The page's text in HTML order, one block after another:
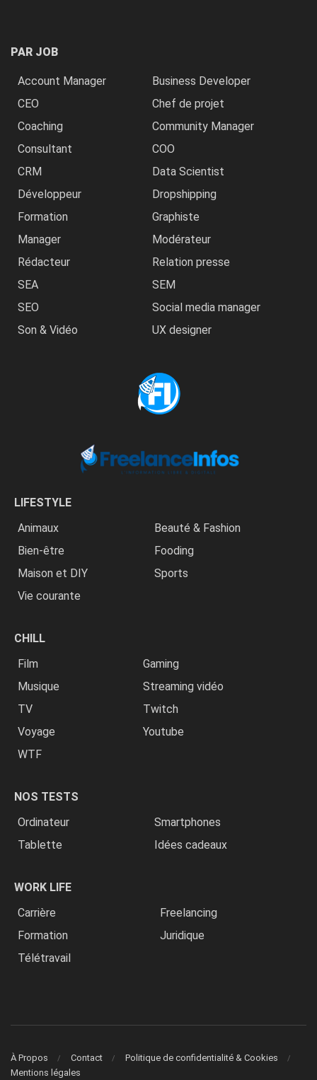
PAR JOB
Account Manager
Business Developer
CEO
Chef de projet
Coaching
Community Manager
Consultant
COO
CRM
Data Scientist
Développeur
Dropshipping
Formation
Graphiste
Manager
Modérateur
Rédacteur
Relation presse
SEA
SEM
SEO
Social media manager
Son & Vidéo
UX designer
LIFESTYLE
Animaux
Beauté & Fashion
Bien-être
Fooding
Maison et DIY
Sports
Vie courante
CHILL
Film
Gaming
Musique
Streaming vidéo
TV
Twitch
Voyage
Youtube
WTF
NOS TESTS
Ordinateur
Smartphones
Tablette
Idées cadeaux
WORK LIFE
Carrière
Freelancing
Formation
Juridique
Télétravail
À Propos Contact
Politique de confidentialité & Cookies
Mentions légales